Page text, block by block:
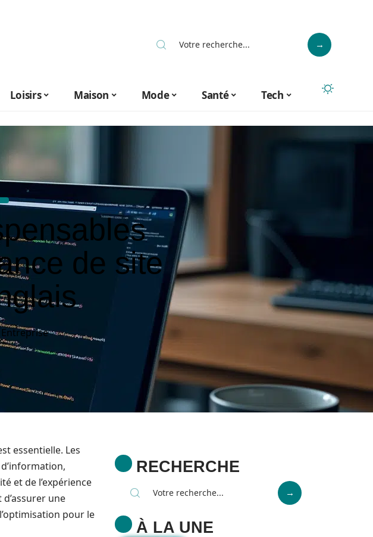
Loisirs Maison Mode Santé Tech
de site
Entreprise
essentielle. Les
et de l’expérience
une
pour le
RECHERCHE
À LA UNE